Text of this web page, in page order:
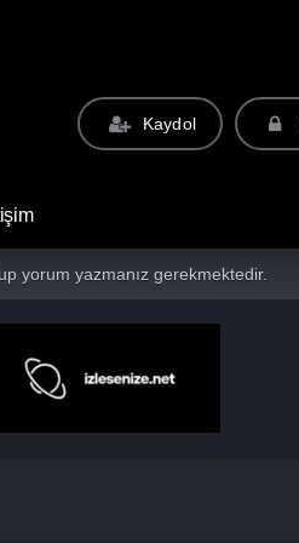
Kaydol
yorum yazmanız gerekmektedir.